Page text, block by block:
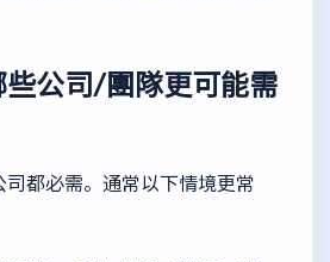
些公司/團隊更可能需
都必需。通常以下情境更常